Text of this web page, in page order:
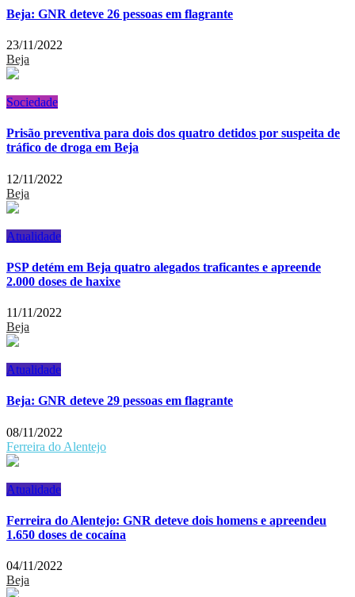
Beja: GNR deteve 26 pessoas em flagrante
23/11/2022
Beja
Sociedade
Prisão preventiva para dois dos quatro detidos por suspeita de
tráfico de droga em Beja
12/11/2022
Beja
Atualidade
PSP detém em Beja quatro alegados traficantes e apreende
2.000 doses de haxixe
11/11/2022
Beja
Atualidade
Beja: GNR deteve 29 pessoas em flagrante
08/11/2022
Ferreira do Alentejo
Atualidade
Ferreira do Alentejo: GNR deteve dois homens e apreendeu
1.650 doses de cocaína
04/11/2022
Beja